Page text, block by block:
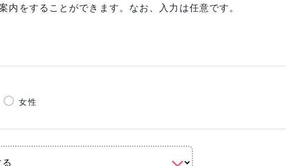
をすることができます。なお、入力は任意です。
女性